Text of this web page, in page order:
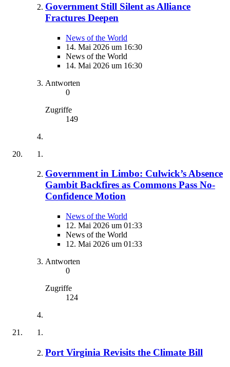
Government Still Silent as Alliance
Fractures Deepen
News of the World
14. Mai 2026 um 16:30
News of the World
14. Mai 2026 um 16:30
Antworten
0
Zugriffe
149
Government in Limbo: Culwick’s Absence
Gambit Backfires as Commons Pass No-
Confidence Motion
News of the World
12. Mai 2026 um 01:33
News of the World
12. Mai 2026 um 01:33
Antworten
0
Zugriffe
124
Port Virginia Revisits the Climate Bill